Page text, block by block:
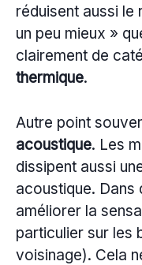
réduisent aussi le
un peu mieux »
clairement de
thermique.
Autre point
acoustique. Les
dissipent aussi
acoustique. Dans
améliorer la
particulier sur les
voisinage). Cela